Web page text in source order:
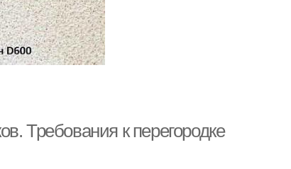
Требования к перегородке